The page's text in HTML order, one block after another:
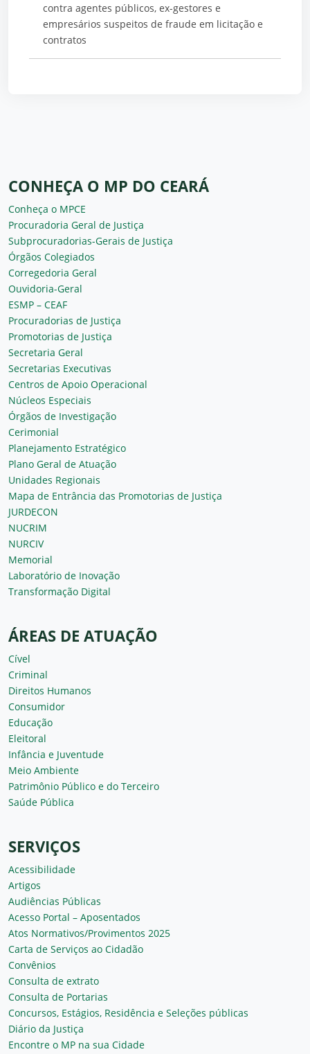
contra agentes públicos, ex-gestores e
empresários suspeitos de fraude em licitação e
contratos
CONHEÇA O MP DO CEARÁ
Conheça o MPCE
Procuradoria Geral de Justiça
Subprocuradorias-Gerais de Justiça
Órgãos Colegiados
Corregedoria Geral
Ouvidoria-Geral
ESMP – CEAF
Procuradorias de Justiça
Promotorias de Justiça
Secretaria Geral
Secretarias Executivas
Centros de Apoio Operacional
Núcleos Especiais
Órgãos de Investigação
Cerimonial
Planejamento Estratégico
Plano Geral de Atuação
Unidades Regionais
Mapa de Entrância das Promotorias de Justiça
JURDECON
NUCRIM
NURCIV
Memorial
Laboratório de Inovação
Transformação Digital
ÁREAS DE ATUAÇÃO
Cível
Criminal
Direitos Humanos
Consumidor
Educação
Eleitoral
Infância e Juventude
Meio Ambiente
Patrimônio Público e do Terceiro
Saúde Pública
SERVIÇOS
Acessibilidade
Artigos
Audiências Públicas
Acesso Portal – Aposentados
Atos Normativos/Provimentos 2025
Carta de Serviços ao Cidadão
Convênios
Consulta de extrato
Consulta de Portarias
Concursos, Estágios, Residência e Seleções públicas
Diário da Justiça
Encontre o MP na sua Cidade